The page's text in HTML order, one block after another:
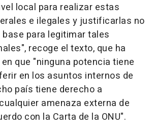
local para realizar estas
e ilegales y justificarlas no
para legitimar tales
recoge el texto, que ha
que "ninguna potencia tiene
en los asuntos internos de
país tiene derecho a
amenaza externa de
con la Carta de la ONU".